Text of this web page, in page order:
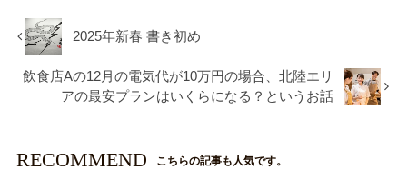
2025年新春 書き初め
飲食店Aの12月の電気代が10万円の場合、北陸エリ
アの最安プランはいくらになる？というお話
RECOMMEND こちらの記事も人気です。